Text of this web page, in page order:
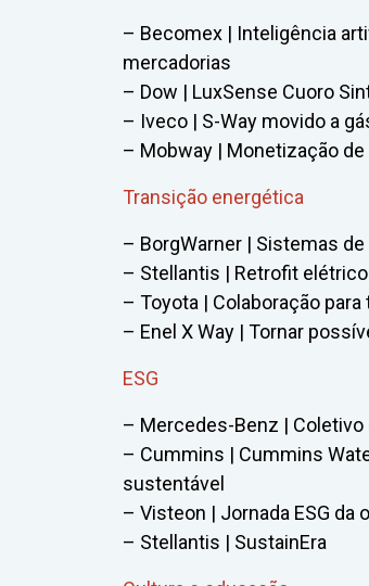
– Becomex | Inteligência
mercadorias
– Dow | LuxSense Cuoro
– Iveco | S-Way movido a
– Mobway | Monetização
Transição energética
– BorgWarner | Sistemas
– Stellantis | Retrofit elétrico
– Toyota | Colaboração
– Enel X Way | Tornar
ESG
– Mercedes-Benz | Coletivo
– Cummins | Cummins
sustentável
– Visteon | Jornada ESG da
– Stellantis | SustainEra